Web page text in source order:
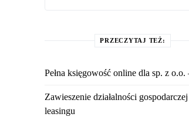
PRZECZYTAJ TEŻ:
Pełna księgowość online dla sp. z
Zawieszenie działalności
leasingu